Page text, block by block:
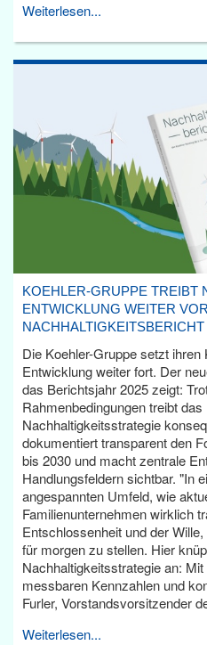
Weiterlesen...
KOEHLER-GRUPPE TREIBT
ENTWICKLUNG WEITER
Die Koehler-Gruppe setzt
Entwicklung weiter fort. Der
das Berichtsjahr 2025 zeigt:
Rahmenbedingungen treibt
Nachhaltigkeitsstrategie
dokumentiert transparent den
bis 2030 und macht zentrale
Handlungsfeldern sichtbar. "In
angespannten Umfeld, wie
Familienunternehmen wirklich
Entschlossenheit und der
für morgen zu stellen. Hier
Nachhaltigkeitsstrategie an:
messbaren Kennzahlen und
Furler, Vorstandsvorsitzender
Weiterlesen...